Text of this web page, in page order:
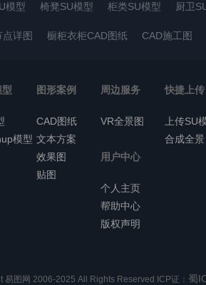
模型 椅凳SU模型 柜类SU模型 厨卫
点详图 橱柜衣柜CAD图纸 CAD施工图
模型
图形案例
CAD图纸
文本方案
效果图
贴图
周边服务
VR全景图
快捷上传
上传SU
合成全景
用户中心
个人主页
帮助中心
版权声明
易图网 2006-2025 All Rights Reserved ICP证： 蜀